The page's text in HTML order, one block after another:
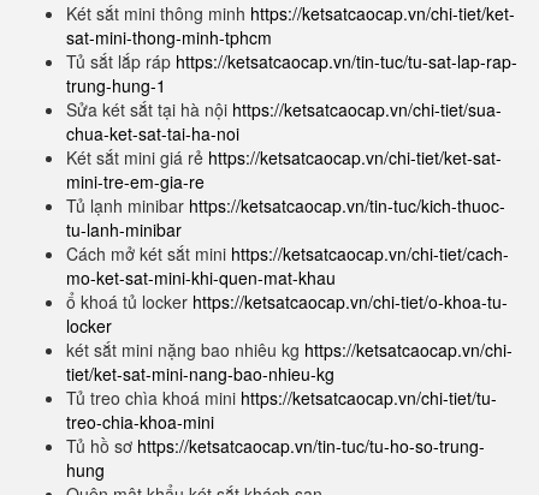
Két sắt mini thông minh https://ketsatcaocap.vn/chi-tiet/ket-
sat-mini-thong-minh-tphcm
Tủ sắt lắp ráp https://ketsatcaocap.vn/tin-tuc/tu-sat-lap-rap-
trung-hung-1
Sửa két sắt tại hà nội https://ketsatcaocap.vn/chi-tiet/sua-
chua-ket-sat-tai-ha-noi
Két sắt mini giá rẻ https://ketsatcaocap.vn/chi-tiet/ket-sat-
mini-tre-em-gia-re
Tủ lạnh minibar https://ketsatcaocap.vn/tin-tuc/kich-thuoc-
tu-lanh-minibar
Cách mở két sắt mini https://ketsatcaocap.vn/chi-tiet/cach-
mo-ket-sat-mini-khi-quen-mat-khau
ổ khoá tủ locker https://ketsatcaocap.vn/chi-tiet/o-khoa-tu-
locker
két sắt mini nặng bao nhiêu kg https://ketsatcaocap.vn/chi-
tiet/ket-sat-mini-nang-bao-nhieu-kg
Tủ treo chìa khoá mini https://ketsatcaocap.vn/chi-tiet/tu-
treo-chia-khoa-mini
Tủ hồ sơ https://ketsatcaocap.vn/tin-tuc/tu-ho-so-trung-
hung